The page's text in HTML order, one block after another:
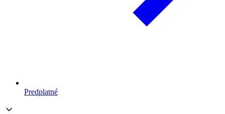
Predplatné